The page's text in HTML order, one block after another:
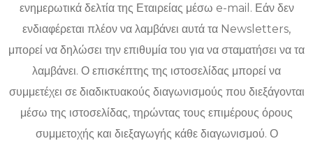
ενημερωτικά δελτία της Εταιρείας μέσω e-mail. Εάν δεν
ενδιαφέρεται πλέον να λαμβάνει αυτά τα Newsletters,
μπορεί να δηλώσει την επιθυμία του για να σταματήσει να τα
λαμβάνει. Ο επισκέπτης της ιστοσελίδας μπορεί να
συμμετέχει σε διαδικτυακούς διαγωνισμούς που διεξάγονται
μέσω της ιστοσελίδας, τηρώντας τους επιμέρους όρους
συμμετοχής και διεξαγωγής κάθε διαγωνισμού. Ο